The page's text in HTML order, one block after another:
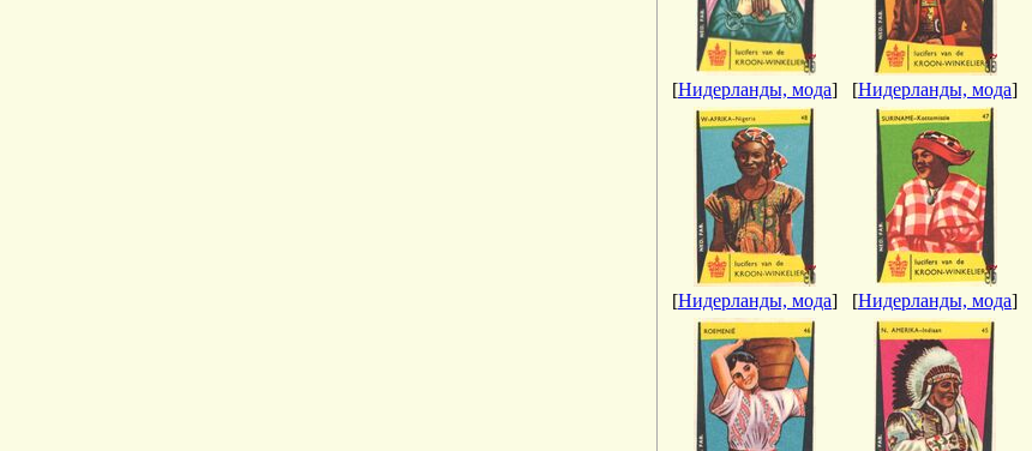
[Нидерланды, мода] [Нидерланды, мода]
[Нидерланды, мода] [Нидерланды, мода]